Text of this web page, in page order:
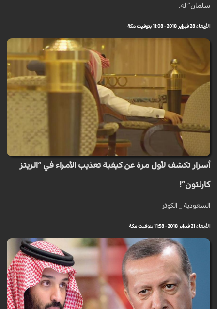
سلمان” له.
الأربعاء 28 فبراير 2018 - 11:08 بتوقيت مكة
أسرار تكشف لأول مرة عن كيفية تعذيب الأمراء في “الريتز
كارلتون”!
السعودية _ الكوثر
الأربعاء 21 فبراير 2018 - 11:58 بتوقيت مكة